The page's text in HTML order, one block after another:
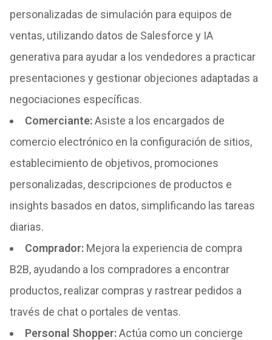
personalizadas de simulación para equipos de
ventas, utilizando datos de Salesforce y IA
generativa para ayudar a los vendedores a practicar
presentaciones y gestionar objeciones adaptadas a
negociaciones específicas.
Comerciante:Asiste a los encargados de
comercio electrónico en la configuración de sitios,
establecimiento de objetivos, promociones
personalizadas, descripciones de productos e
insights basados en datos, simplificando las tareas
diarias.
Comprador:Mejora la experiencia de compra
B2B, ayudando a los compradores a encontrar
productos, realizar compras y rastrear pedidos a
través de chat o portales de ventas.
Personal Shopper:Actúa como un concierge